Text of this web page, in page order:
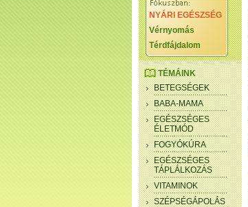
NYÁRI EGÉSZSÉG
Vérnyomás
Térdfájdalom
TÉMÁINK
BETEGSÉGEK
BABA-MAMA
EGÉSZSÉGES
ÉLETMÓD
FOGYÓKÚRA
EGÉSZSÉGES
TÁPLÁLKOZÁS
VITAMINOK
SZÉPSÉGÁPOLÁS